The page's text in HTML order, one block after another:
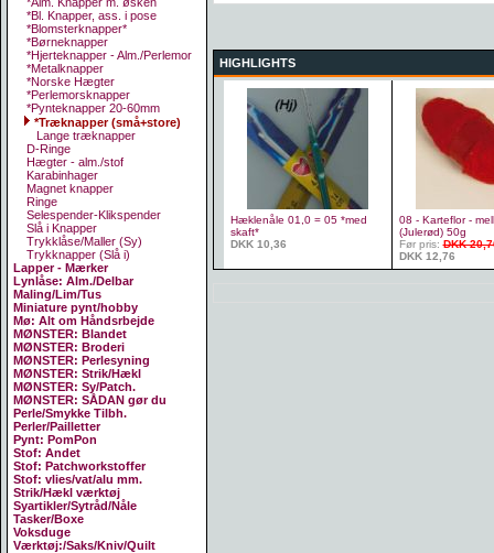
*Bl. Knapper, ass. i pose
*Blomsterknapper*
*Børneknapper
*Hjerteknapper - Alm./Perlemor
*Metalknapper
*Norske Hægter
*Perlemorsknapper
*Pynteknapper 20-60mm
*Træknapper (små+store)
Lange træknapper
D-Ringe
Hægter - alm./stof
Karabinhager
Magnet knapper
Ringe
Selespender-Klikspender
Slå i Knapper
Trykklåse/Maller (Sy)
Trykknapper (Slå i)
Lapper - Mærker
Lynlåse: Alm./Delbar
Maling/Lim/Tus
Miniature pynt/hobby
Mø: Alt om Håndsrbejde
MØNSTER: Blandet
MØNSTER: Broderi
MØNSTER: Perlesyning
MØNSTER: Strik/Hækl
MØNSTER: Sy/Patch.
MØNSTER: SÅDAN gør du
Perle/Smykke Tilbh.
Perler/Pailletter
Pynt: PomPon
Stof: Andet
Stof: Patchworkstoffer
Stof: vlies/vat/alu mm.
Strik/Hækl værktøj
Syartikler/Sytråd/Nåle
Tasker/Boxe
Voksduge
Værktøj:/Saks/Kniv/Quilt
HIGHLIGHTS
Hæklenåle 01,0 = 05 *med
skaft*
DKK 10,36
08 - Karteflor -
(Julerød) 50g
Før pris:DKK
DKK 12,76